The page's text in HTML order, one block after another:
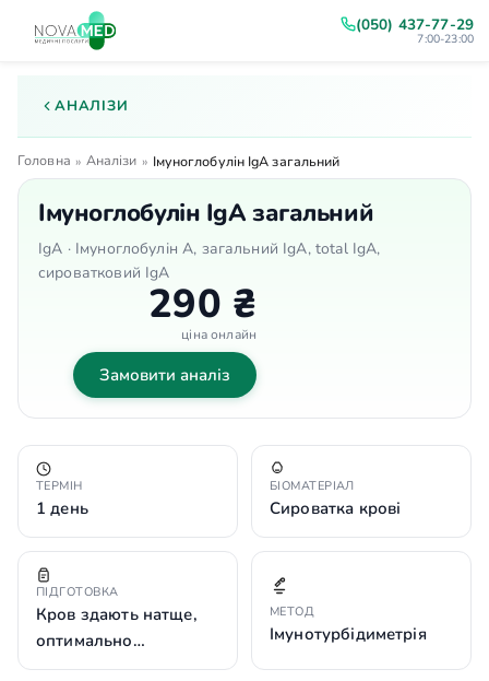
(050) 437-77-29
7:00-23:00
АНАЛІЗИ
Головна » Аналізи » Імуноглобулін IgA загальний
Імуноглобулін IgA загальний
IgA · Імуноглобулін А, загальний IgA, total IgA,
сироватковий IgA
290 ₴
ціна онлайн
Замовити аналіз
ТЕРМІН
1 день
БІОМАТЕРІАЛ
Сироватка крові
ПІДГОТОВКА
Кров здають натще,
оптимально…
МЕТОД
Імунотурбідиметрія